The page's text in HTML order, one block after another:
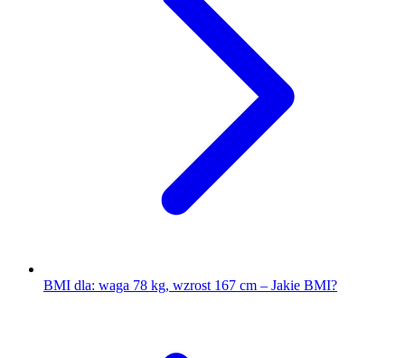
BMI dla: waga 78 kg, wzrost 167 cm – Jakie BMI?